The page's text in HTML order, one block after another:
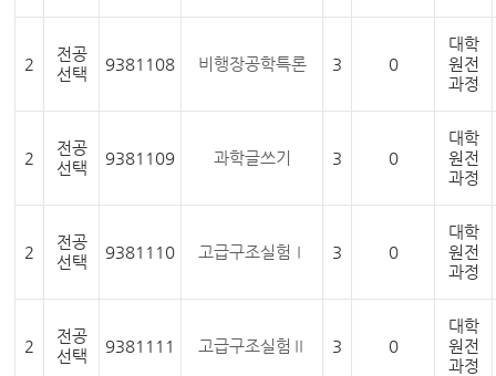
2
전공
선택
9381108 비행장공학특론 3 0
대학
원전
과정
2
전공
선택
9381109 과학글쓰기 3 0
대학
원전
과정
2
전공
선택
9381110 고급구조실험Ⅰ 3 0
대학
원전
과정
2
전공
선택
9381111 고급구조실험Ⅱ 3 0
대학
원전
과정